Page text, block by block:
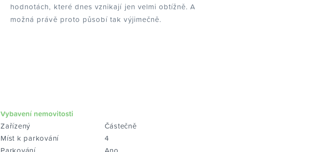
hodnotách, které dnes vznikají jen velmi obtížně. A
možná právě proto působí tak výjimečně.
Vybavení nemovitosti
Zařízený
Částečně
Míst k parkování
4